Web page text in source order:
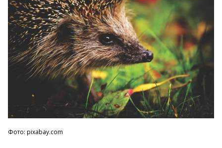
Фото: pixabay.com